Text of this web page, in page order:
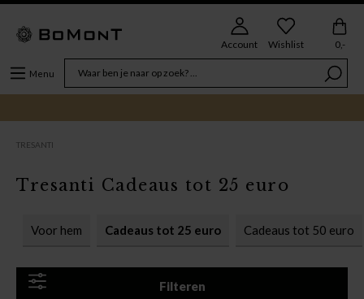
Menu
Account Wishlist 0,-
TRESANTI
Voor hem Cadeaus tot 25 euro Cadeaus tot 50 euro
Filteren
Tresanti Cadeaus tot 25 euro